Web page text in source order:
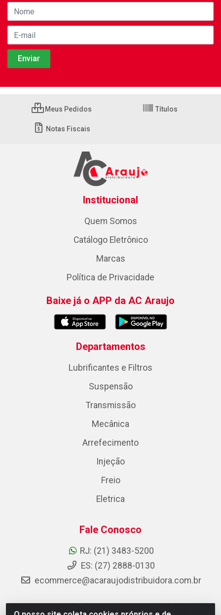
Meus Pedidos Títulos
Notas Fiscais
Institucional
Quem Somos
Catálogo Eletrônico
Marcas
Política de Privacidade
Baixe já o APP da AC Araujo
Departamentos
Lubrificantes e Filtros
Suspensão
Transmissão
Mecânica
Arrefecimento
Injeção
Freio
Eletrica
Fale Conosco
RJ: (21) 3483-5200
ES: (27) 2888-0130
ecommerce@acaraujodistribuidora.com.br